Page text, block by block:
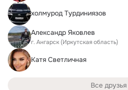
xoлмурод Турдиниязов
Александр Яковлев
г. Ангарск (Иркутская область)
Катя Светличная
Все друзья